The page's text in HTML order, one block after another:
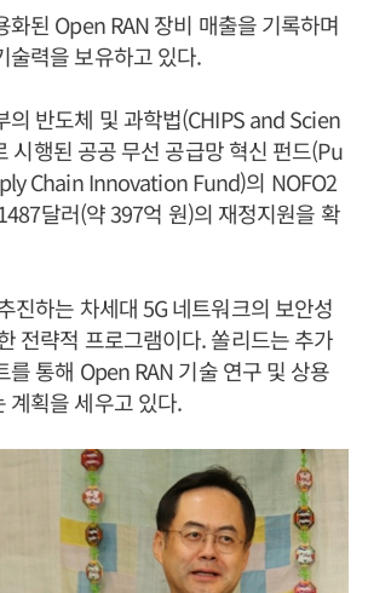
화된 Open RAN 장비 매출을 기록하며
술력을 보유하고 있다.
의 반도체 및 과학법(CHIPS and Scien
시행된 공공 무선 공급망 혁신 펀드(Pu
Chain Innovation Fund)의 NOFO2
달러(약 397억 원)의 재정지원을 확
진하는 차세대 5G 네트워크의 보안성
전략적 프로그램이다. 쏠리드는 추가
를 통해 Open RAN 기술 연구 및 상용
계획을 세우고 있다.